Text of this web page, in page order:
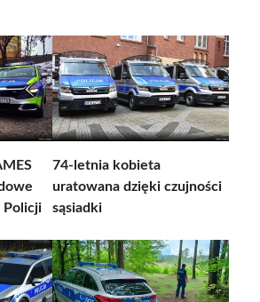
Policji
74-letnia kobieta
uratowana dzięki czujności
sąsiadki